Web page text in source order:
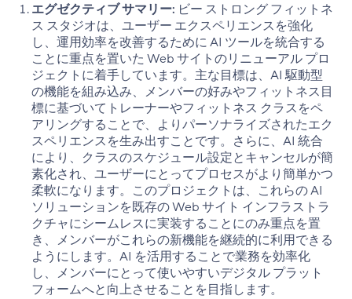
エグゼクティブ サマリー: ビー ストロング フィットネ
ス スタジオは、ユーザー エクスペリエンスを強化
し、運用効率を改善するために AI ツールを統合する
ことに重点を置いた Web サイトのリニューアル プロ
ジェクトに着手しています。主な目標は、AI 駆動型
の機能を組み込み、メンバーの好みやフィットネス目
標に基づいてトレーナーやフィットネス クラスをペ
アリングすることで、よりパーソナライズされたエク
スペリエンスを生み出すことです。さらに、AI 統合
により、クラスのスケジュール設定とキャンセルが簡
素化され、ユーザーにとってプロセスがより簡単かつ
柔軟になります。このプロジェクトは、これらの AI
ソリューションを既存の Web サイト インフラストラ
クチャにシームレスに実装することにのみ重点を置
き、メンバーがこれらの新機能を継続的に利用できる
ようにします。AI を活用することで業務を効率化
し、メンバーにとって使いやすいデジタル プラット
フォームへと向上させることを目指します。